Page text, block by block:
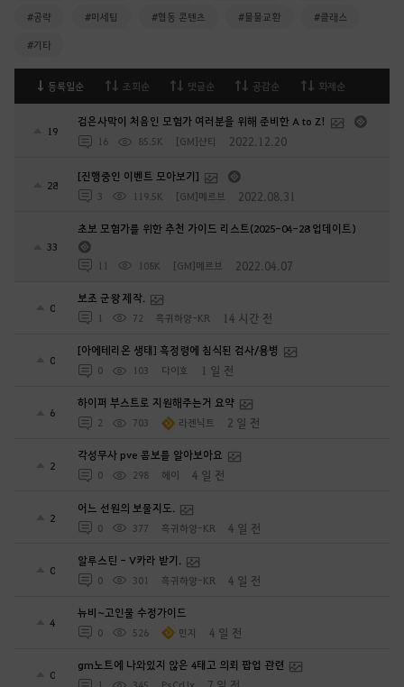
#공략 #미세팁 #협동 콘텐츠 #물물교환 #클래스
#기타
등록일순 조회순 댓글순 공감순 화제순
19
검은사막이 처음인 모험가 여러분을 위해 준비한 A to Z!
16 85.5K [GM]샨티 2022.12.20
28
[진행중인 이벤트 모아보기]
3 119.5K [GM]메르브 2022.08.31
33
초보 모험가를 위한 추천 가이드 리스트(2025-04-28 업데이트)
11 108K [GM]메르브 2022.04.07
0
보조 군왕 제작.
1 72 흑귀하양-KR 14 시간 전
0
[아에테리온 생태] 흑정령에 침식된 검사/용병
0 103 다이호 1 일 전
6
하이퍼 부스트로 지원해주는거 요약
2 703 라젠닉트 2 일 전
2
각성무사 pve 콤보를 알아보아요
0 298 헤이 4 일 전
2
어느 선원의 보물지도.
0 377 흑귀하양-KR 4 일 전
0
알루스틴 - V카라 받기.
0 301 흑귀하양-KR 4 일 전
4
뉴비~고인물 수정가이드
0 526 민지 4 일 전
0
gm노트에 나와있지 않은 4태고 의뢰 팝업 관련